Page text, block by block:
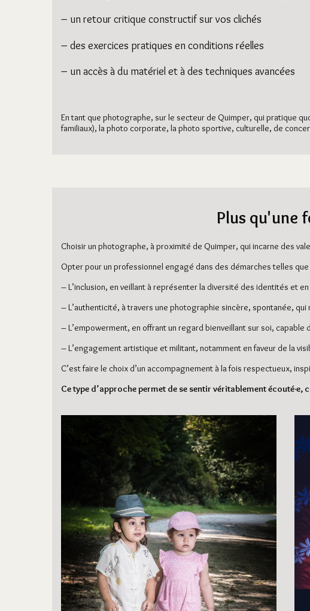
– un retour critique constructif sur vos clichés
– des exercices pratiques en conditions réelles
– un accès à du matériel et à des techniques avancées
En tant que photographe, sur le secteur de Quimper, qui pratique
familiaux), la photo corporate, la photo sportive, culturelle, de
Plus qu'une
Choisir un photographe, à proximité de Quimper, qui incarne des
Opter pour un professionnel engagé dans des démarches telles que
– L’inclusion, en veillant à représenter la diversité des identités et
– L’authenticité, à travers une photographie sincère, spontanée,
– L’empowerment, en offrant un regard bienveillant sur soi,
– L’engagement artistique et militant, notamment en faveur de la
C’est faire le choix d’un accompagnement à la fois respectueux,
Ce type d’approche permet de se sentir véritablement